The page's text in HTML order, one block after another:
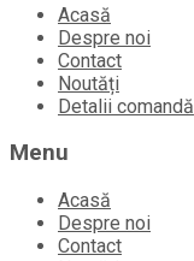
Skip
content
Acasă
Despre noi
Contact
Noutăți
Detalii comandă
Menu
Acasă
Despre noi
Contact